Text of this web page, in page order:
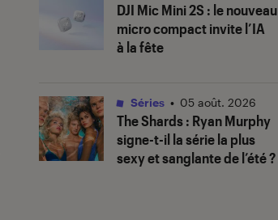
DJI Mic Mini 2S : le nouveau
micro compact invite l’IA
à la fête
The Shards: Ryan Murphy
signe-t-il la série la plus
sexy et sanglante de l’été ?
Séries • 05 août. 2026